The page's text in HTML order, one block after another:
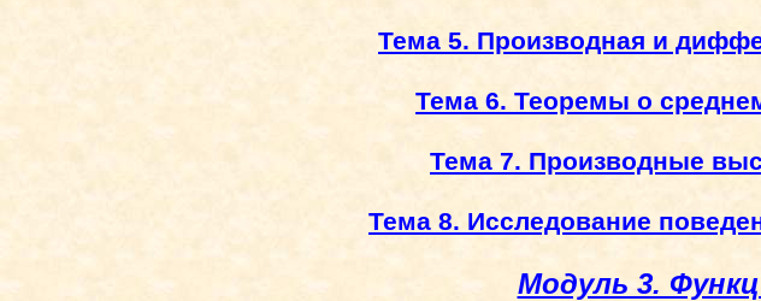
Тема 5. Производная и
Тема 6. Теоремы о
Тема 7. Производные
Тема 8. Исследование
Модуль 3.